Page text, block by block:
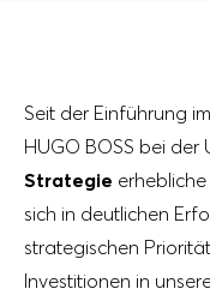
Seit der Einführung
HUGO BOSS bei der
Strategie
sich in deutlichen
strategischen
Investitionen in